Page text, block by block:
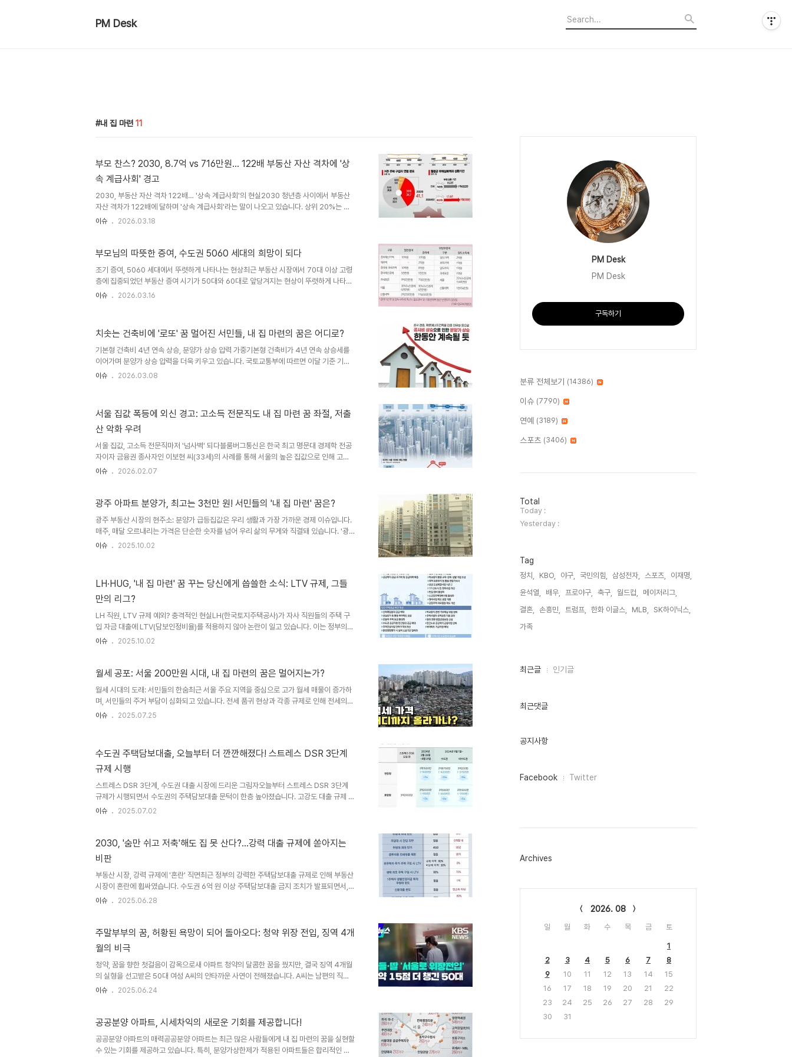
PM Desk
내 집 마련 11
부모 찬스? 2030, 8.7억 vs 716만원… 122배 부동산 자산 격차에 '상
속 계급사회' 경고
2030, 부동산 자산 격차 122배… '상속 계급사회'의 현실2030 청년층 사이에서 부동산
자산 격차가 122배에 달하며 '상속 계급사회'라는 말이 나오고 있습니다. 상위 20%는 평
균 8억 7천만원의 부동산 자산을 보유한 반면, 하위 20%는 716만원에 불과했습니다. 이
감을 느끼는 청년까지, 같은 청년이라도 출발선이 다르다는 현실을 보여줍니다. 부동산 자
이터 분석 결과, 지난해 2030 가구주 중 순자산 상위 20%의 부동산 자..
이슈 2026.03.18
부모님의 따뜻한 증여, 수도권 5060 세대의 희망이 되다
조기 증여, 5060 세대에서 뚜렷하게 나타나는 현상최근 부동산 시장에서 70대 이상 고령
층에 집중되었던 부동산 증여 시기가 50대와 60대로 앞당겨지는 현상이 뚜렷하게 나타나
고 있습니다. 이는 강화된 대출 규제와 천정부지로 치솟는 집값으로 인해 자녀 세대가 내 집
을 돕기 위한 부모 세대의 따뜻한 마음이 반영된 결과로 해석됩니다. 수도권 집중 현상, 지
방과의 뚜렷한 대조이러한 증여 연령 하향 현상은 특히 수도권에서 더욱 두드러지게 ..
이슈 2026.03.16
치솟는 건축비에 '로또' 꿈 멀어진 서민들, 내 집 마련의 꿈은 어디로?
기본형 건축비 4년 연속 상승, 분양가 상승 압력 가중기본형 건축비가 4년 연속 상승세를
이어가며 분양가 상승 압력을 더욱 키우고 있습니다. 국토교통부에 따르면 이달 기준 기본
형 건축비는 ㎡당 222만원으로, 지난해 9월 대비 2.12% 올랐습니다. 이는 2022년 3월
수도권 공공분양까지… 분양가 상승의 그림자기본형 건축비 상승은 서울 강남 3구(강남·서
초·송파구)와 용산구 등 규제지역은 물론, 수도권 공공택지 내 새 아파트 분양가..
이슈 2026.03.08
서울 집값 폭등에 외신 경고: 고소득 전문직도 내 집 마련 꿈 좌절, 저출
산 악화 우려
서울 집값, 고소득 전문직마저 '넘사벽' 되다블룸버그통신은 한국 최고 명문대 경제학 전공
자이자 금융권 종사자인 이보현 씨(33세)의 사례를 통해 서울의 높은 집값으로 인해 고소
득 전문직조차 내 집 마련이 점점 더 어려워지고 있다고 보도했습니다. 이 씨는 16년간 7번
내 집 마련의 꿈이 멀어지는 현실을 보여줍니다. 낮은 출산율에 기름 붓는 부동산 시장블룸
가 전체의 인구 구조적 문제에 부정적인 영향을 미치고 있다고 진단했습니다. 인생의 중..
이슈 2026.02.07
광주 아파트 분양가, 최고는 3천만 원! 서민들의 '내 집 마련' 꿈은?
광주 부동산 시장의 현주소: 분양가 급등집값은 우리 생활과 가장 가까운 경제 이슈입니다.
매주, 매달 오르내리는 가격은 단순한 숫자를 넘어 우리 삶의 무게와 직결돼 있습니다. '광
주·전남 부동산 바로보기'는 전국 흐름 속에서 우리 동네 집값과 주요 부동산시장이 어떤 움
가 치솟고 있습니다. 국민평형(34평) 새 아파트의 경우 6억~7억 원을 줘야 하고, 서울 등
수도권에서나 볼 수 있었던 10억 원에 이르는 단지가 나올 정도입니다. 아무..
이슈 2025.10.02
LH·HUG, '내 집 마련' 꿈 꾸는 당신에게 씁쓸한 소식: LTV 규제, 그들
만의 리그?
LH 직원, LTV 규제 예외? 충격적인 현실LH(한국토지주택공사)가 자사 직원들의 주택 구
입 자금 대출에 LTV(담보인정비율)를 적용하지 않아 논란이 일고 있습니다. 이는 정부의
부동산 대출 규제 강화 정책과 정면으로 배치되는 행태로, '내로남불'이라는 비판을 피할 수
입수한 자료에 따르면, LH는 2024년 한 해 동안 68명에게 46억 8천만 원의 주택 구입
원을 대출해 준 것과 비교했을 때, 4배 이상 급증한 수치입니다..
이슈 2025.10.02
월세 공포: 서울 200만원 시대, 내 집 마련의 꿈은 멀어지는가?
월세 시대의 도래: 서민들의 한숨최근 서울 주요 지역을 중심으로 고가 월세 매물이 증가하
며, 서민들의 주거 부담이 심화되고 있습니다. 전세 품귀 현상과 각종 규제로 인해 전세의
월세화가 가속화되면서, 월세는 이제 더 이상 특정 계층만의 문제가 아닌, 우리 사회 전체가
출 규제와 보증 축소입니다. 최근 수도권과 규제 지역에서 전세대출 보증 비율이 기존 90%
에서 80%로 낮아지면서, 임차인의 부담이 가중되고 있습니다. 이는 전세 대출을 받..
이슈 2025.07.25
수도권 주택담보대출, 오늘부터 더 깐깐해졌다! 스트레스 DSR 3단계
규제 시행
스트레스 DSR 3단계, 수도권 대출 시장에 드리운 그림자오늘부터 스트레스 DSR 3단계
규제가 시행되면서 수도권의 주택담보대출 문턱이 한층 높아졌습니다. 고강도 대출 규제 발
표 이후 불과 나흘 만에 DSR 규제까지 더해지면서, 수도권 지역의 가계 대출 한도가 대폭
심리가 위축될 가능성이 높습니다. 이러한 변화는 수도권 부동산 시장에 어떤 영향을 미칠
지, 그리고 서민들의 주거 안정을 어떻게 위협할지 면밀히 살펴볼 필요가 있습니다. 스트레
스 DSR, 무엇이 달라졌나?스트레스 DSR은 실제 대출 금리에 가상의 '스트레스 금리'를 ..
이슈 2025.07.02
2030, '숨만 쉬고 저축'해도 집 못 산다?…강력 대출 규제에 쏟아지는
비판
부동산 시장, 강력 규제에 '혼란' 직면최근 정부의 강력한 주택담보대출 규제로 인해 부동산
시장이 혼란에 휩싸였습니다. 수도권 6억 원 이상 주택담보대출 금지 조치가 발표되면서,
2030세대의 내 집 마련의 꿈이 더욱 멀어졌다는 비판이 제기되고 있습니다. 이러한 규제
대해 강하게 비판하며, 2030세대의 현실적인 어려움을 지적했습니다. 박민영 대변인은
“서울시 평균 집값이 13억 원을 상회하는 상황에서 대출 상한을 6억 원으로 묶으면 최소
현금을 7억 원 이상 가지고 있는 사람만 내 집 마련의 꿈을 이룰 수 있다”고 밝혔..
이슈 2025.06.28
주말부부의 꿈, 허황된 욕망이 되어 돌아오다: 청약 위장 전입, 징역 4개
월의 비극
청약, 꿈을 향한 첫걸음이 감옥으로새 아파트 청약의 달콤한 꿈을 꿨지만, 결국 징역 4개월
의 실형을 선고받은 50대 여성 A씨의 안타까운 사연이 전해졌습니다. A씨는 남편의 직장
이 있는 충북 청주에 위치한 신축 아파트 청약을 위해 위장 전입을 시도했고, 그 결과는 씁
졌고, 결국 감옥행이라는 무거운 형벌을 받게 되었습니다. 청약 자격, 꼼꼼히 따져봐야 하는
지만 청약 자격 요건을 제대로 숙지하지 않으면 A씨와 같은 불상사를 겪을 수 있습..
이슈 2025.06.24
공공분양 아파트, 시세차익의 새로운 기회를 제공합니다!
공공분양 아파트의 매력공공분양 아파트는 최근 많은 사람들에게 내 집 마련의 꿈을 실현할
수 있는 기회를 제공하고 있습니다. 특히, 분양가상한제가 적용된 아파트들은 합리적인 가
PM Desk
PM Desk
구독하기
분류 전체보기 (14386)
이슈 (7790)
연예 (3189)
스포츠 (3406)
방
문
자
수
Total
Today :
Yesterday :
Tag
정치, KBO, 야구, 국민의힘, 삼성전자, 스포츠,
이재명,
윤석열,
배우, 프로야구, 축구, 월드컵,
메이저리그,
결혼,
손흥민, 트럼프, 한화 이글스, MLB,
SK하이닉스,
가족,
최
인
최근글 인기글
최근댓글
공지사항
페
그
Facebook Twitter
Archives
2026. 08
일 월 화 수 목 금 토
1
2
3 4 5 6 7
8
9
10 11 12 13 14
15
16
17 18 19 20 21
22
23
24 25 26 27 28
29
30
31